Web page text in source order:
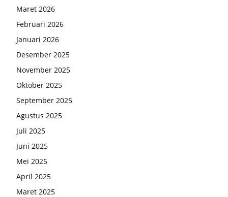
Maret 2026
Februari 2026
Januari 2026
Desember 2025
November 2025
Oktober 2025
September 2025
Agustus 2025
Juli 2025
Juni 2025
Mei 2025
April 2025
Maret 2025